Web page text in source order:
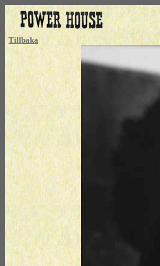
Tillbaka